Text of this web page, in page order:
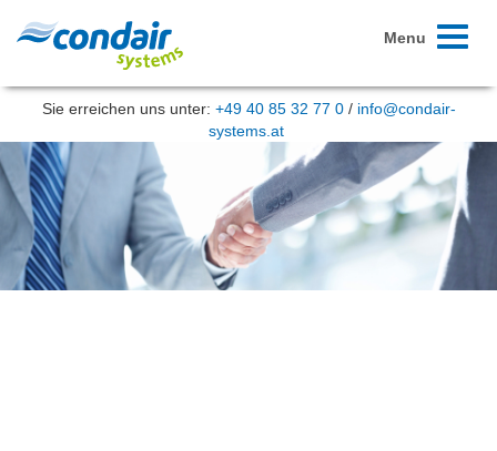
Toggle
Menu
Sie erreichen uns unter: +49 40 85 32 77 0/ info@condair-
systems.at